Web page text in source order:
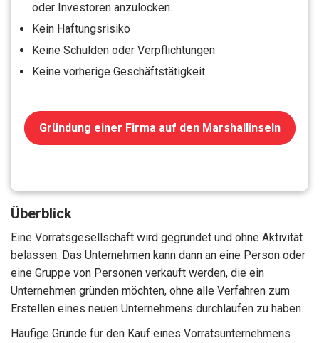
oder Investoren anzulocken.
Kein Haftungsrisiko
Keine Schulden oder Verpflichtungen
Keine vorherige Geschäftstätigkeit
Gründung einer Firma auf den Marshallinseln
Überblick
Eine Vorratsgesellschaft wird gegründet und ohne Aktivität
belassen. Das Unternehmen kann dann an eine Person oder
eine Gruppe von Personen verkauft werden, die ein
Unternehmen gründen möchten, ohne alle Verfahren zum
Erstellen eines neuen Unternehmens durchlaufen zu haben.
Häufige Gründe für den Kauf eines Vorratsunternehmens